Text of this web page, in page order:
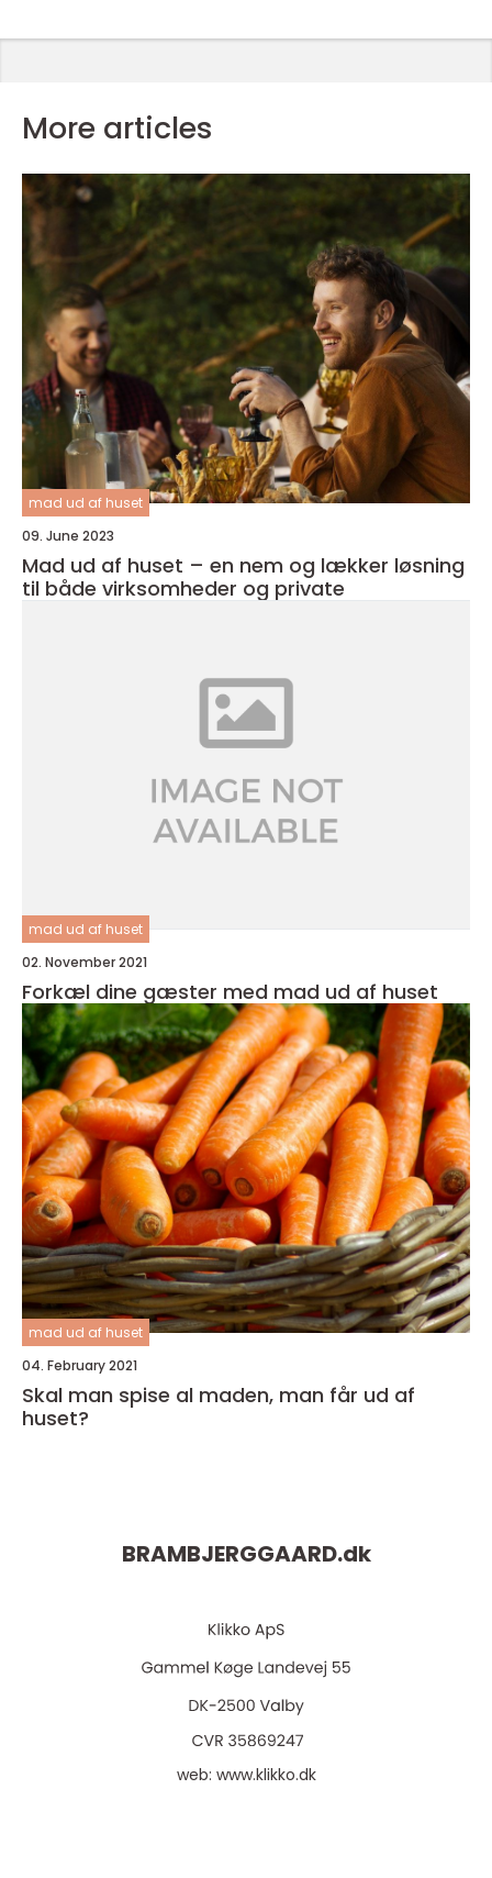
More articles
mad ud af huset
09. June 2023
Mad ud af huset – en nem og lækker løsning
til både virksomheder og private
mad ud af huset
02. November 2021
Forkæl dine gæster med mad ud af huset
mad ud af huset
04. February 2021
Skal man spise al maden, man får ud af
huset?
BRAMBJERGGAARD.dk
web: www.klikko.dk